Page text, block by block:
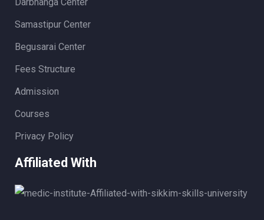
Samastipur Center
Begusarai Center
Fees Structure
Admission
Courses
Privacy Policy
Affiliated With